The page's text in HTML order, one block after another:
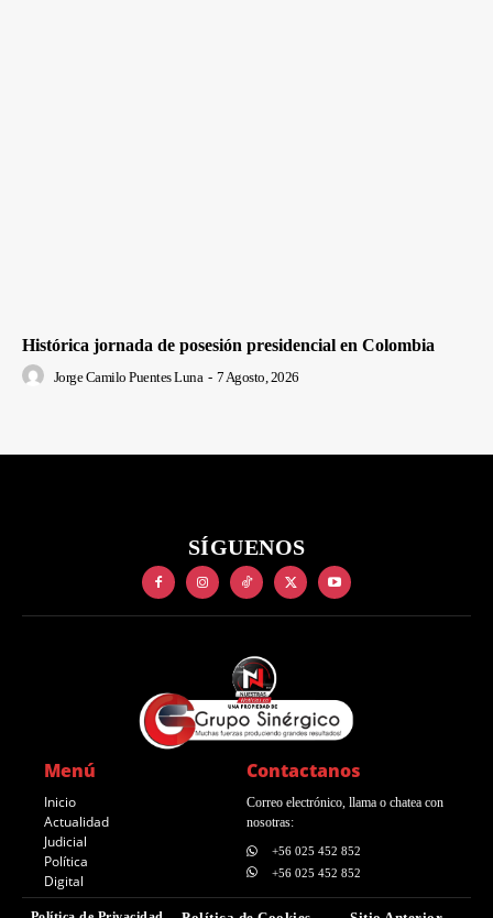
Histórica jornada de posesión presidencial en Colombia
Jorge Camilo Puentes Luna - 7 Agosto, 2026
SÍGUENOS
Menú
Inicio
Actualidad
Judicial
Política
Digital
Contactanos
Correo electrónico, llama o chatea con
nosotras:
+56 025 452 852
+56 025 452 852